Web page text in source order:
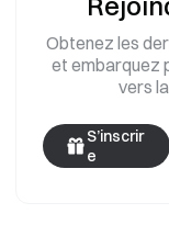
Obtenez les
et embarquez
vers
S’inscrir
e